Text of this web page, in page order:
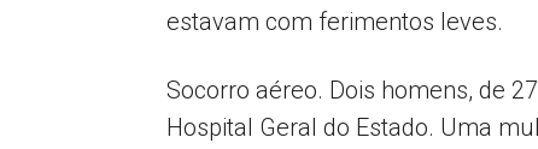
estavam com ferimentos leves.
Socorro aéreo. Dois homens, de
Hospital Geral do Estado. Uma